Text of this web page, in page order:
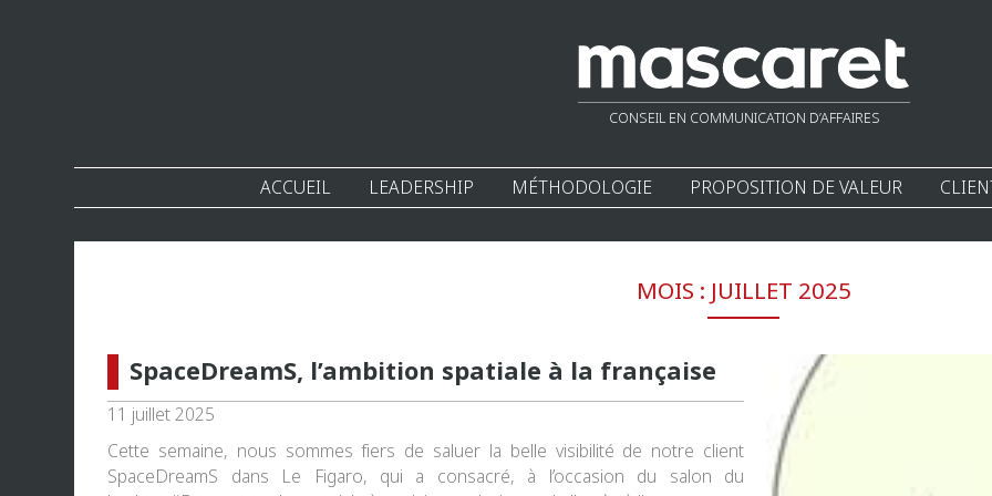
CONSEIL EN COMMUNICATION D’AFFAIRES
ACCUEIL LEADERSHIP MÉTHODOLOGIE PROPOSITION DE VALEUR
MOIS : JUILLET 2025
SpaceDreamS, l’ambition spatiale à la française
11 juillet 2025
Cette semaine, nous sommes fiers de saluer la belle visibilité de notre client
SpaceDreamS dans Le Figaro, qui a consacré, à l’occasion du salon du